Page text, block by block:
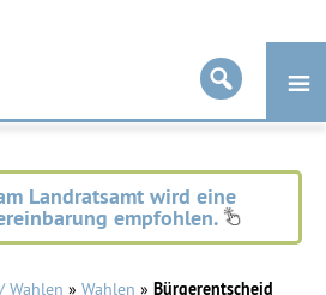
Landratsamt wird eine
empfohlen.
Wahlen » Wahlen » Bürgerentscheid